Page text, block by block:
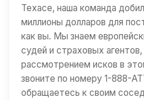
Техасе, наша команда
миллионы долларов для
как вы. Мы знаем
судей и страховых
рассмотрением исков в
звоните по номеру 1-888-
обращаетесь к своим